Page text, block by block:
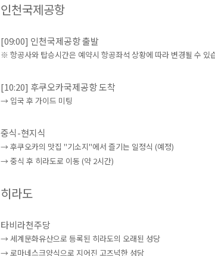
인천국제공항
[09:00] 인천국제공항 출발
※ 항공사와 탑승시간은 예약시 항공좌석 상황에 따라 변경될 수 있
[10:20] 후쿠오카국제공항 도착
→ 입국 후 가이드 미팅
중식-현지식
→ 후쿠오카의 맛집 "기소지"에서 즐기는 일정식 (예정)
→ 중식 후 히라도로 이동 (약 2시간)
히라도
타비라천주당
→ 세계문화유산으로 등록된 히라도의 오래된 성당
→ 로마네스크양식으로 지어진 고즈넉한 성당